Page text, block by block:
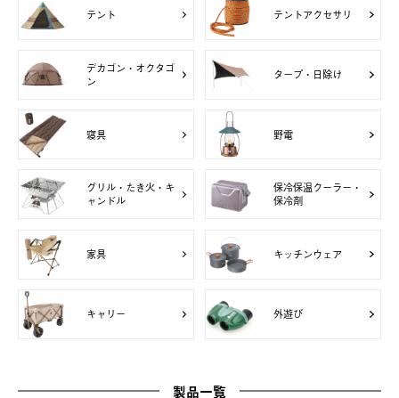
テント テントアクセサリ
デカゴン・オクタゴ
ン
タープ・日除け
寝具 野電
グリル・たき火・キ
ャンドル
保冷保温クーラー・
保冷剤
家具 キッチンウェア
キャリー 外遊び
製品一覧